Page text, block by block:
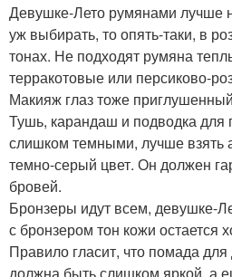
Девушке-Лето румянами лучше
уж выбирать, то опять-таки, в
тонах. Не подходят румяна
терракотовые или персиково-
Макияж глаз тоже
Тушь, карандаш и подводка для
слишком темными, лучше взять
темно-серый цвет. Он должен
бровей.
Бронзеры идут всем, девушке-
с бронзером тон кожи остается
Правило гласит, что помада
должна быть слишком яркой, а